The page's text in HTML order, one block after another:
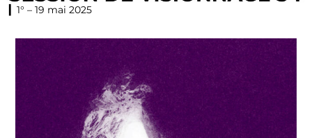
▎1° – 19 mai 2025